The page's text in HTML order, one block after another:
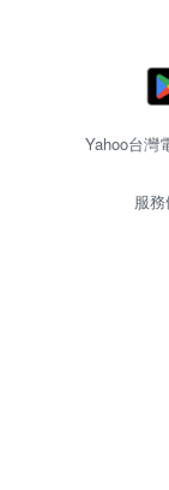
Yahoo台灣
服